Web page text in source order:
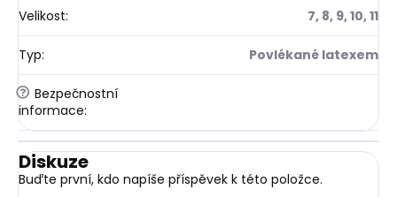
Velikost: 7, 8, 9, 10, 11
Typ: Povlékané latexem
? Bezpečnostní
informace:
Diskuze
Buďte první, kdo napíše příspěvek k této položce.